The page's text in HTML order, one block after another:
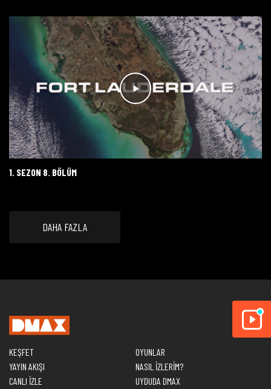
1. SEZON 8. BÖLÜM
DAHA FAZLA
KEŞFET
YAYIN AKIŞI
CANLI İZLE
OYUNLAR
NASIL İZLERİM?
UYDUDA DMAX